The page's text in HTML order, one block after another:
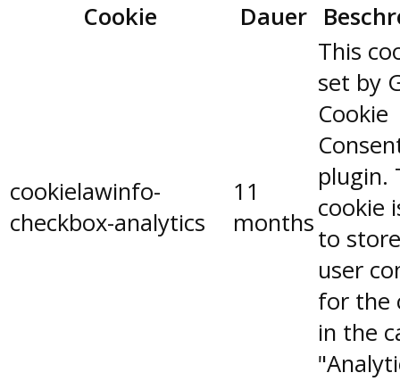
Cookie
Dauer
cookielawinfo-
checkbox-analytics
11
months
This
set by
Cookie
plugin.
cookie
to
user
for the
in the